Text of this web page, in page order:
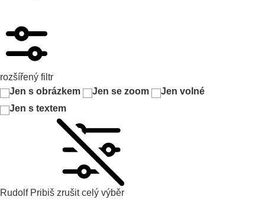
rozšířený filtr
Jen s obrázkem
Jen se zoom
Jen volné
Jen s textem
Rudolf Pribiš zrušit celý výběr